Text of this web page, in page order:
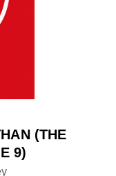
(THE
9)